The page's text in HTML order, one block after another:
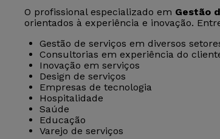
O profissional especializado em Gestão
orientados à experiência e inovação.
Gestão de serviços em diversos
Consultorias em experiência do
Inovação em serviços
Design de serviços
Empresas de tecnologia
Hospitalidade
Saúde
Educação
Varejo de serviços